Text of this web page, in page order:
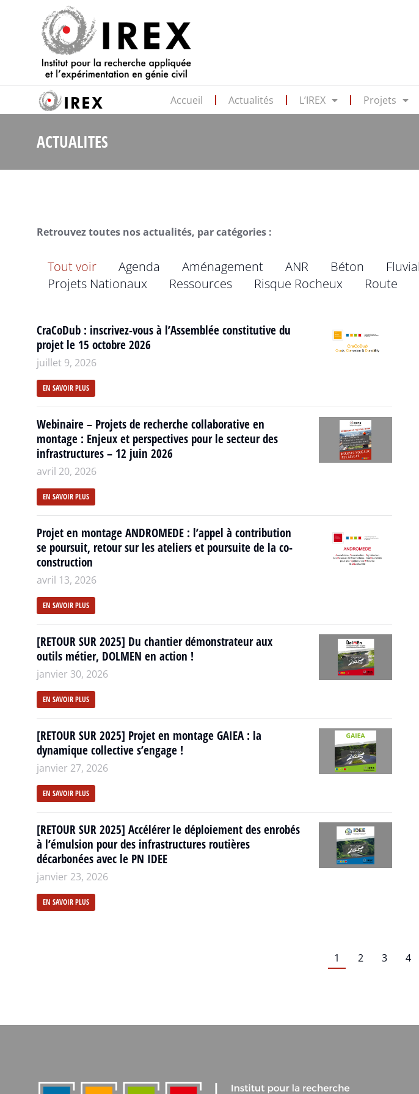
Accueil Actualités L’IREX Projets
ACTUALITES
Retrouvez toutes nos actualités, par catégories :
Tout voir Agenda Aménagement ANR Béton Fluvial
Projets Nationaux
Ressources Risque Rocheux Route
CraCoDub : inscrivez-vous à l’Assemblée constitutive du
projet le 15 octobre 2026
juillet 9, 2026
EN SAVOIR PLUS
Webinaire – Projets de recherche collaborative en
montage : Enjeux et perspectives pour le secteur des
infrastructures – 12 juin 2026
avril 20, 2026
EN SAVOIR PLUS
Projet en montage ANDROMEDE : l’appel à contribution
se poursuit, retour sur les ateliers et poursuite de la co-
construction
avril 13, 2026
EN SAVOIR PLUS
[RETOUR SUR 2025] Du chantier démonstrateur aux
outils métier, DOLMEN en action !
janvier 30, 2026
EN SAVOIR PLUS
[RETOUR SUR 2025] Projet en montage GAIEA : la
dynamique collective s’engage !
janvier 27, 2026
EN SAVOIR PLUS
[RETOUR SUR 2025] Accélérer le déploiement des enrobés
à l’émulsion pour des infrastructures routières
décarbonées avec le PN IDEE
janvier 23, 2026
EN SAVOIR PLUS
1 2 3 4